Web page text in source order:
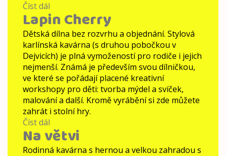
Číst dál
koutek
Centrum
Černý
Most
Lapin Cherry
Dětská dílna bez rozvrhu a objednání. Stylová
karlínská kavárna (s druhou pobočkou v
Dejvicích) je plná vymožeností pro rodiče i jejich
nejmenší. Známá je především svou dílničkou,
ve které se pořádají placené kreativní
workshopy pro děti: tvorba mýdel a svíček,
malování a další. Kromě vyrábění si zde můžete
zahrát i stolní hry.
Číst dál
Cherry
Na větvi
Rodinná kavárna s hernou a velkou zahradou s